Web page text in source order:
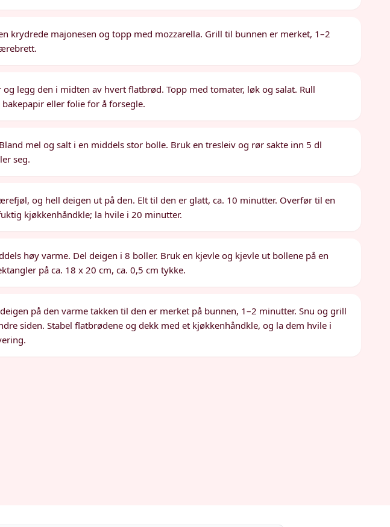
krydrede majonesen og topp med mozzarella. Grill til bunnen er merket, 1–2
legg den i midten av hvert flatbrød. Topp med tomater, løk og salat. Rull
eller folie for å forsegle.
mel og salt i en middels stor bolle. Bruk en tresleiv og rør sakte inn 5 dl
seg.
og hell deigen ut på den. Elt til den er glatt, ca. 10 minutter. Overfør til en
kjøkkenhåndkle; la hvile i 20 minutter.
høy varme. Del deigen i 8 boller. Bruk en kjevle og kjevle ut bollene på en
på ca. 18 x 20 cm, ca. 0,5 cm tykke.
på den varme takken til den er merket på bunnen, 1–2 minutter. Snu og grill
siden. Stabel flatbrødene og dekk med et kjøkkenhåndkle, og la dem hvile i